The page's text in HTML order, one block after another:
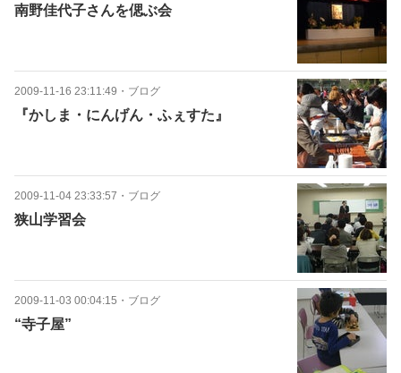
南野佳代子さんを偲ぶ会
2009-11-16 23:11:49 ・ ブログ
『かしま・にんげん・ふぇすた』
2009-11-04 23:33:57 ・ ブログ
狭山学習会
2009-11-03 00:04:15 ・ ブログ
“寺子屋”